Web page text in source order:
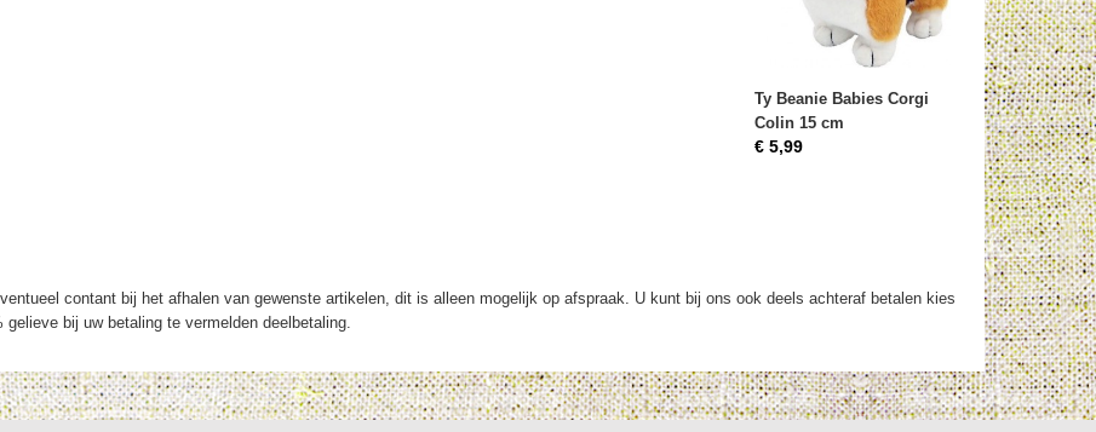
Ty Beanie Babies Corgi
Colin 15 cm
€ 5,99
contant bij het afhalen van gewenste artikelen, dit is alleen mogelijk op afspraak. U kunt bij ons ook deels achteraf betalen kies
bij uw betaling te vermelden deelbetaling.